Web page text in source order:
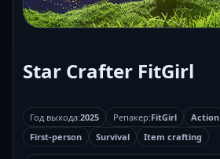
Star Crafter FitGirl
Год выхода:2025 Репакер:FitGirl Action
First-person
Survival Item crafting